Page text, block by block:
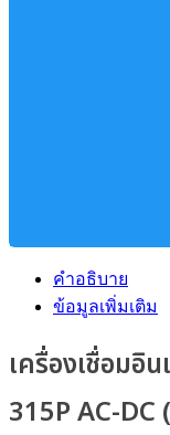
คำอธิบาย
ข้อมูลเพิ่มเติม
เครื่องเชื่อมอิ
315P AC-